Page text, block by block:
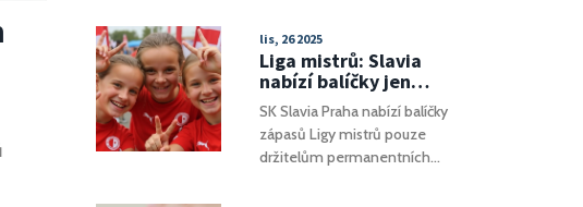
zvýšil náskok na čele Premier
League na šest bodů.
Tottenham prohrál největší
porážku od roku 2014.
lis, 26 2025
Liga mistrů: Slavia
nabízí balíčky jen
permanentkářům,
vstupenky od 1500 Kč
SK Slavia Praha nabízí balíčky
zápasů Ligy mistrů pouze
držitelům permanentních